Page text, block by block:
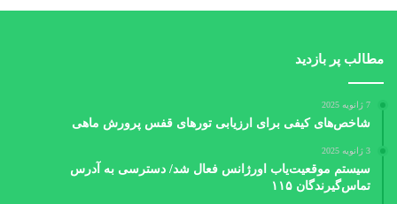
مطالب پر بازدید
7 ژانویه 2025
شاخص‌های کیفی برای ارزیابی تورهای قفس پرورش ماهی
3 ژانویه 2025
سیستم موقعیت‌یاب اورژانس فعال شد/ دسترسی به آدرس
تماس‌گیرندگان ۱۱۵